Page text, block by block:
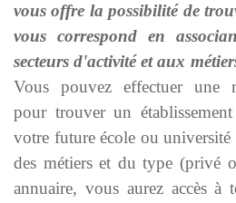
vous offre la possibilité de
vous correspond en
secteurs d'activité et aux
Vous pouvez effectuer une
pour trouver un
votre future école ou
des métiers et du type (privé
annuaire, vous aurez accès à